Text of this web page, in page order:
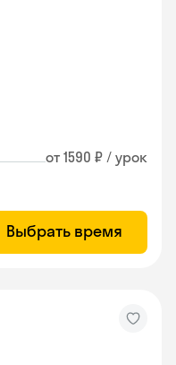
от 1590 ₽ / урок
Выбрать время